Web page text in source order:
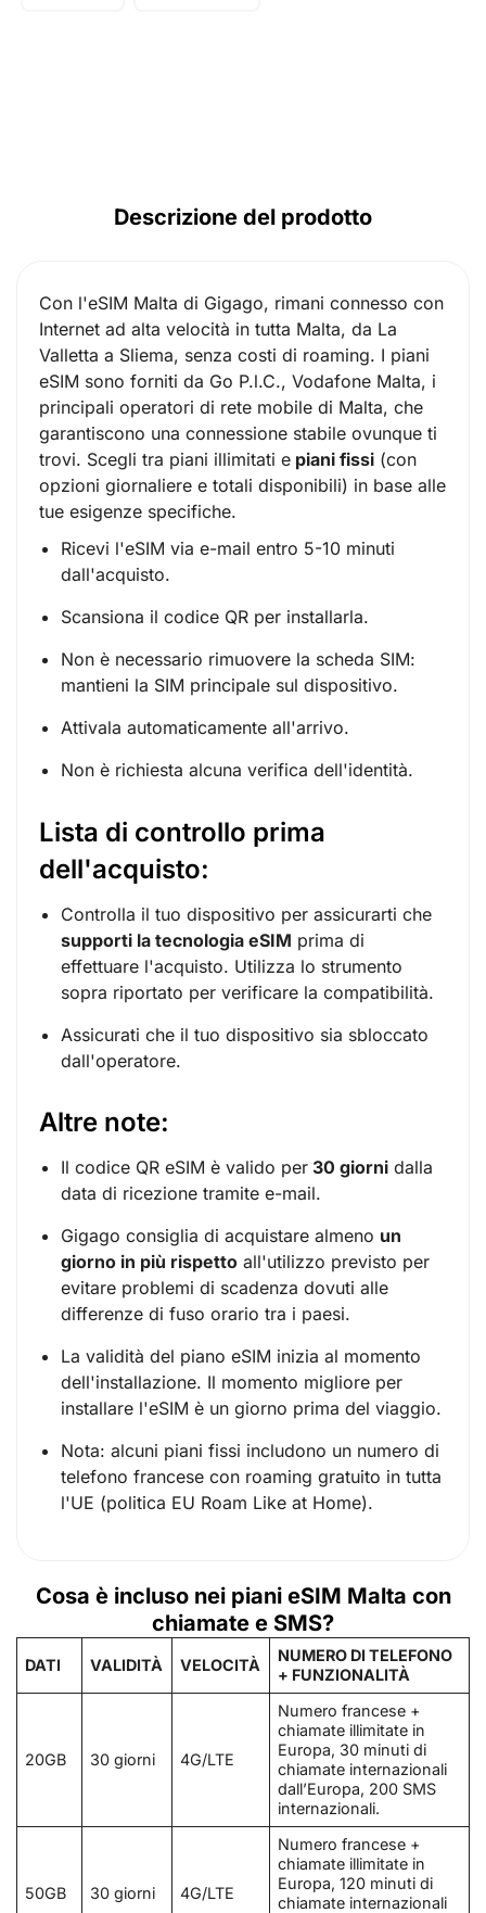
Descrizione del prodotto
Con l'eSIM Malta di Gigago, rimani connesso con
Internet ad alta velocità in tutta Malta, da La
Valletta a Sliema, senza costi di roaming. I piani
eSIM sono forniti da Go P.l.C., Vodafone Malta, i
principali operatori di rete mobile di Malta, che
garantiscono una connessione stabile ovunque ti
trovi. Scegli tra piani illimitati e piani fissi (con
opzioni giornaliere e totali disponibili) in base alle
tue esigenze specifiche.
Ricevi l'eSIM via e-mail entro 5-10 minuti
dall'acquisto.
Scansiona il codice QR per installarla.
Non è necessario rimuovere la scheda SIM:
mantieni la SIM principale sul dispositivo.
Attivala automaticamente all'arrivo.
Non è richiesta alcuna verifica dell'identità.
Lista di controllo prima
dell'acquisto:
Controlla il tuo dispositivo per assicurarti che
supporti la tecnologia eSIM prima di
effettuare l'acquisto. Utilizza lo strumento
sopra riportato per verificare la compatibilità.
Assicurati che il tuo dispositivo sia sbloccato
dall'operatore.
Altre note:
Il codice QR eSIM è valido per 30 giorni dalla
data di ricezione tramite e-mail.
Gigago consiglia di acquistare almeno un
giorno in più rispetto all'utilizzo previsto per
evitare problemi di scadenza dovuti alle
differenze di fuso orario tra i paesi.
La validità del piano eSIM inizia al momento
dell'installazione. Il momento migliore per
installare l'eSIM è un giorno prima del viaggio.
Nota: alcuni piani fissi includono un numero di
telefono francese con roaming gratuito in tutta
l'UE (politica EU Roam Like at Home).
Cosa è incluso nei piani eSIM Malta con
chiamate e SMS?
DATI VALIDITÀ VELOCITÀ
NUMERO DI TELEFONO
+ FUNZIONALITÀ
20GB 30 giorni 4G/LTE
Numero francese +
chiamate illimitate in
Europa, 30 minuti di
chiamate internazionali
dall’Europa, 200 SMS
internazionali.
50GB 30 giorni 4G/LTE
Numero francese +
chiamate illimitate in
Europa, 120 minuti di
chiamate internazionali